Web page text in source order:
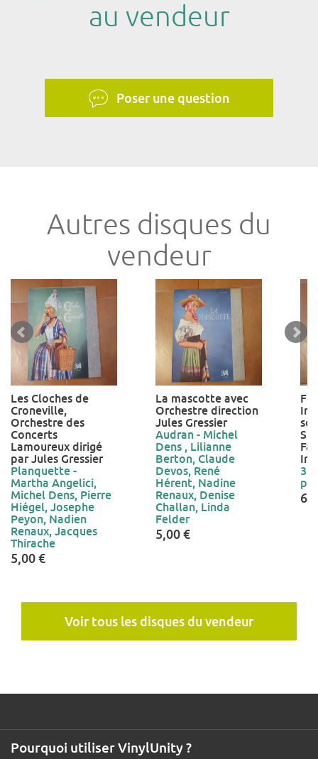
au vendeur
Poser une question
Autres disques du
vendeur
Les Cloches de
Croneville,
Orchestre des
Concerts
Lamoureux dirigé
par Jules Gressier
Planquette -
Martha Angelici,
Michel Dens, Pierre
Hiégel, Josephe
Peyon, Nadien
Renaux, Jacques
Thirache
5,00 €
La mascotte avec
Orchestre direction
Jules Gressier
Audran - Michel
Dens , Lilianne
Berton, Claude
Devos, René
Hérent, Nadine
Renaux, Denise
Challan, Linda
Felder
5,00 €
Voir tous les disques du vendeur
Pourquoi utiliser VinylUnity ?